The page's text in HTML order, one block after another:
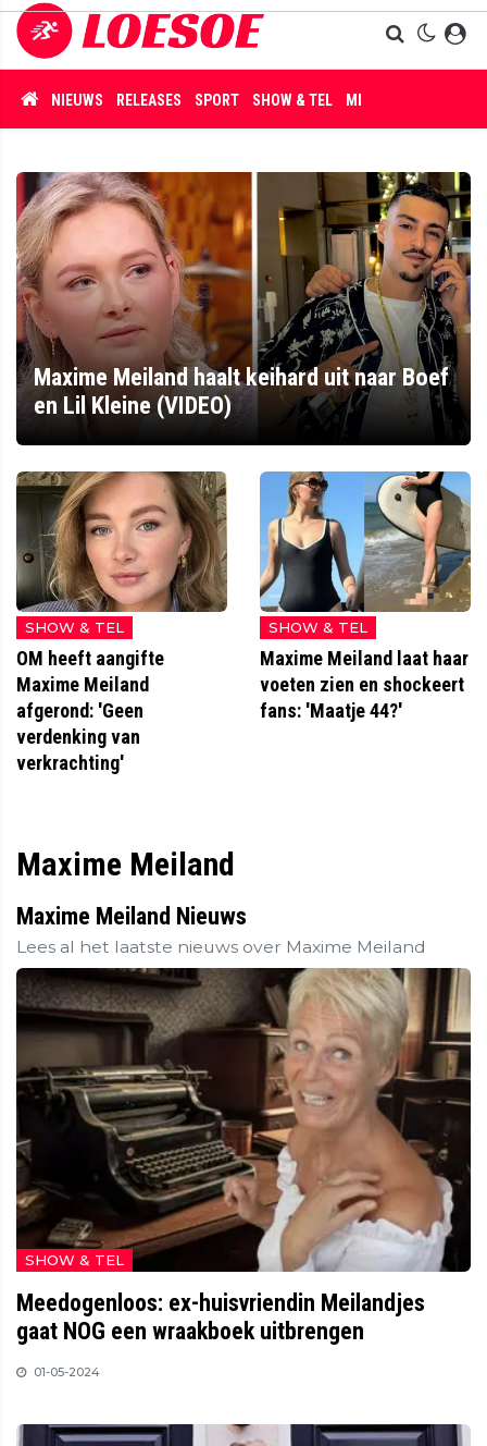
NIEUWS RELEASES SPORT SHOW & TEL MISDAAD
Maxime Meiland haalt keihard uit naar Boef
en Lil Kleine (VIDEO)
SHOW & TEL
OM heeft aangifte
Maxime Meiland
afgerond: 'Geen
verdenking van
verkrachting'
SHOW & TEL
Maxime Meiland laat haar
voeten zien en shockeert
fans: 'Maatje 44?'
Maxime Meiland
Maxime Meiland Nieuws
Lees al het laatste nieuws over Maxime Meiland
SHOW & TEL
Meedogenloos: ex-huisvriendin Meilandjes
gaat NOG een wraakboek uitbrengen
01-05-2024